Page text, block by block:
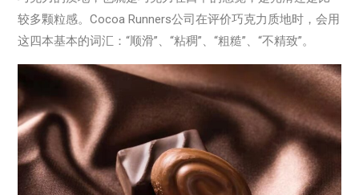
较多颗粒感。Cocoa Runners公司在评价巧克力质地时，会用
这四本基本的词汇：“顺滑”、“粘稠”、“粗糙”、“不精致”。